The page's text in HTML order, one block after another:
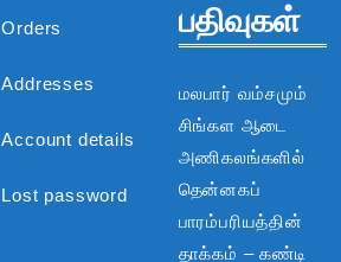
Orders
Addresses
Account details
Lost password
பதிவுகள்
மலபார் வம்சமும்
சிங்கள ஆடை
அணிகலங்களில்
தென்னகப்
பாரம்பரியத்தின்
தாக்கம் – கண்டி